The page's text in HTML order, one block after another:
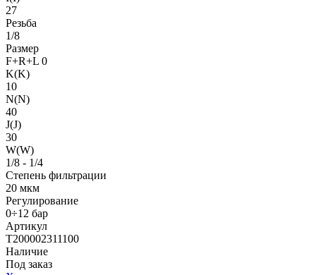
27
Резьба
1/8
Размер
F+R+L 0
K(K)
10
N(N)
40
J(J)
30
W(W)
1/8 - 1/4
Степень фильтрации
20 мкм
Регулирование
0÷12 бар
Артикул
T200002311100
Наличие
Под заказ